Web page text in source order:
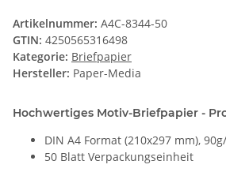
Artikelnummer: A4C-8344-50
GTIN: 4250565316498
Kategorie: Briefpapier
Hersteller: Paper-Media
Hochwertiges Motiv-Briefpapier -
DIN A4 Format (210x297 mm),
50 Blatt Verpackungseinheit